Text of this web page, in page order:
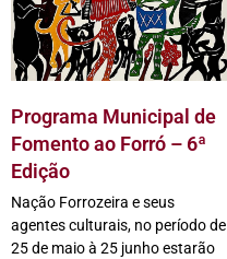
Programa Municipal de
Fomento ao Forró – 6ª
Edição
Nação Forrozeira e seus
agentes culturais, no período de
25 de maio à 25 junho estarão